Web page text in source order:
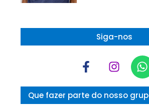
Siga-nos
Que fazer parte do nosso